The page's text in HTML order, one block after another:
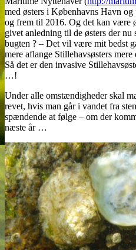
med østers i Københavns Havn og
og frem til 2016. Og det kan være
givet anledning til de østers der nu
bugten ? – Det vil være mit bedst
mere aflange Stillehavsøsters
Så det er den invasive
…!
Under alle omstændigheder skal
revet, hvis man går i vandet fra
spændende at følge – om der
næste år …